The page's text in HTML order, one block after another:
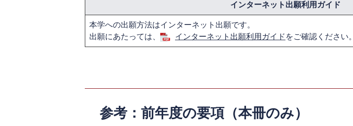
インターネット出願利用ガイド
本学への出願方法はインターネット出願です。
出願にあたっては、
インターネット出願利用ガイド をご確認ください。
参考：前年度の要項（本冊のみ）